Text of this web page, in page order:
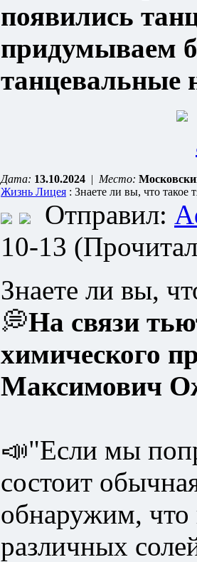
появились
придумываем
танцевальные
Дата: 13.10.2024 | Место:
Жизнь Лицея : Знаете ли вы, что такое
Отправил:
10-13
Знаете ли вы,
💭На связи
химического
Максимович
📣"Если мы
состоит
обнаружим,
различных